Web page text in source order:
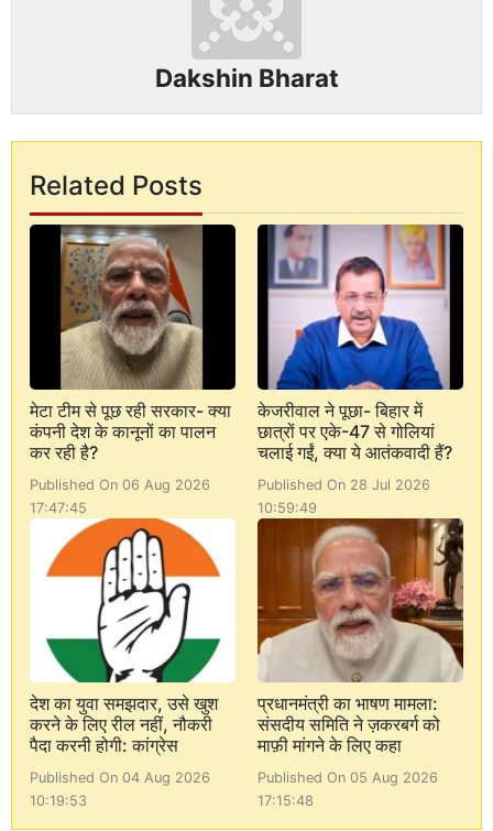
Dakshin Bharat
Related Posts
मेटा टीम से पूछ रही सरकार- क्या
कंपनी देश के कानूनों का पालन
कर रही है?
Published On 06 Aug 2026
17:47:45
केजरीवाल ने पूछा- बिहार में
छात्रों पर एके-47 से गोलियां
चलाई गईं, क्या ये आतंकवादी हैं?
Published On 28 Jul 2026
10:59:49
देश का युवा समझदार, उसे खुश
करने के लिए रील नहीं, नौकरी
पैदा करनी होगी: कांग्रेस
Published On 04 Aug 2026
10:19:53
प्रधानमंत्री का भाषण मामला:
संसदीय समिति ने ज़करबर्ग को
माफ़ी मांगने के लिए कहा
Published On 05 Aug 2026
17:15:48